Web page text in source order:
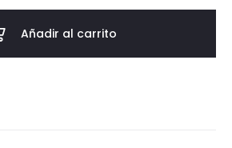
Añadir al carrito